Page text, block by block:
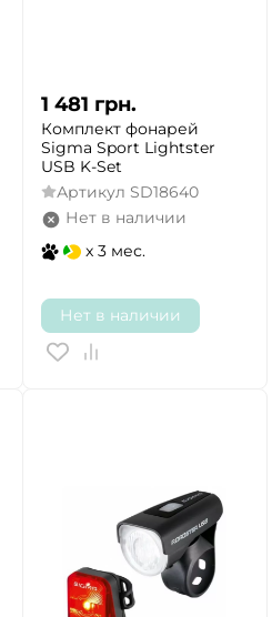
1 481 грн.
Комплект фонарей
Sigma Sport Lightster
USB K-Set
Артикул SD18640
Нет в наличии
x 3 мес.
Нет в наличии